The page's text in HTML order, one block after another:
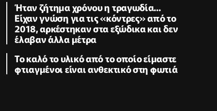
Ήταν ζήτημα χρόνου η τραγωδία...
Είχαν γνώση για τις «κόντρες» από το
2018, αρκέστηκαν στα εξώδικα και δεν
έλαβαν άλλα μέτρα
Το καλό το υλικό από το οποίο είμαστε
φτιαγμένοι είναι ανθεκτικό στη φωτιά